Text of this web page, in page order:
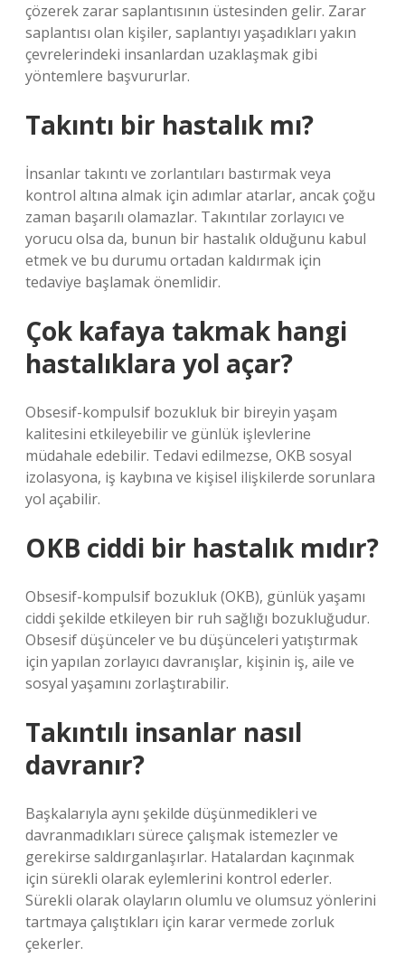
çözerek zarar saplantısının üstesinden gelir. Zarar
saplantısı olan kişiler, saplantıyı yaşadıkları yakın
çevrelerindeki insanlardan uzaklaşmak gibi
yöntemlere başvururlar.
Takıntı bir hastalık mı?
İnsanlar takıntı ve zorlantıları bastırmak veya
kontrol altına almak için adımlar atarlar, ancak çoğu
zaman başarılı olamazlar. Takıntılar zorlayıcı ve
yorucu olsa da, bunun bir hastalık olduğunu kabul
etmek ve bu durumu ortadan kaldırmak için
tedaviye başlamak önemlidir.
Çok kafaya takmak hangi
hastalıklara yol açar?
Obsesif-kompulsif bozukluk bir bireyin yaşam
kalitesini etkileyebilir ve günlük işlevlerine
müdahale edebilir. Tedavi edilmezse, OKB sosyal
izolasyona, iş kaybına ve kişisel ilişkilerde sorunlara
yol açabilir.
OKB ciddi bir hastalık mıdır?
Obsesif-kompulsif bozukluk (OKB), günlük yaşamı
ciddi şekilde etkileyen bir ruh sağlığı bozukluğudur.
Obsesif düşünceler ve bu düşünceleri yatıştırmak
için yapılan zorlayıcı davranışlar, kişinin iş, aile ve
sosyal yaşamını zorlaştırabilir.
Takıntılı insanlar nasıl
davranır?
Başkalarıyla aynı şekilde düşünmedikleri ve
davranmadıkları sürece çalışmak istemezler ve
gerekirse saldırganlaşırlar. Hatalardan kaçınmak
için sürekli olarak eylemlerini kontrol ederler.
Sürekli olarak olayların olumlu ve olumsuz yönlerini
tartmaya çalıştıkları için karar vermede zorluk
çekerler.